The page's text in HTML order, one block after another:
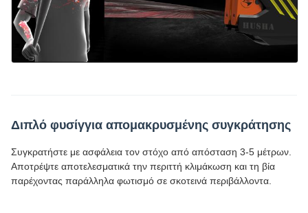
Διπλό φυσίγγια απομακρυσμένης συγκράτησης
Συγκρατήστε με ασφάλεια τον στόχο από απόσταση 3-5 μέτρων.
Αποτρέψτε αποτελεσματικά την περιττή κλιμάκωση και τη βία
παρέχοντας παράλληλα φωτισμό σε σκοτεινά περιβάλλοντα.